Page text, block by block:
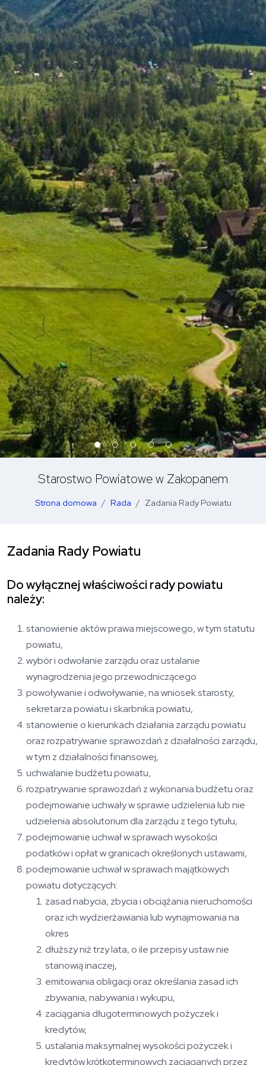
Starostwo Powiatowe w Zakopanem
Strona domowa Rada Zadania Rady Powiatu
Zadania Rady Powiatu
Do wyłącznej właściwości rady powiatu
należy:
stanowienie aktów prawa miejscowego, w tym statutu
powiatu,
wybór i odwołanie zarządu oraz ustalanie
wynagrodzenia jego przewodniczącego
powoływanie i odwoływanie, na wniosek starosty,
sekretarza powiatu i skarbnika powiatu,
stanowienie o kierunkach działania zarządu powiatu
oraz rozpatrywanie sprawozdań z działalności zarządu,
w tym z działalności finansowej,
uchwalanie budżetu powiatu,
rozpatrywanie sprawozdań z wykonania budżetu oraz
podejmowanie uchwały w sprawie udzielenia lub nie
udzielenia absolutorium dla zarządu z tego tytułu,
podejmowanie uchwał w sprawach wysokości
podatków i opłat w granicach określonych ustawami,
podejmowanie uchwał w sprawach majątkowych
powiatu dotyczących:
zasad nabycia, zbycia i obciążania nieruchomości
oraz ich wydzierżawiania lub wynajmowania na
okres
dłuższy niż trzy lata, o ile przepisy ustaw nie
stanowią inaczej,
emitowania obligacji oraz określania zasad ich
zbywania, nabywania i wykupu,
zaciągania długoterminowych pożyczek i
kredytów,
ustalania maksymalnej wysokości pożyczek i
kredytów krótkoterminowych zaciąganych przez